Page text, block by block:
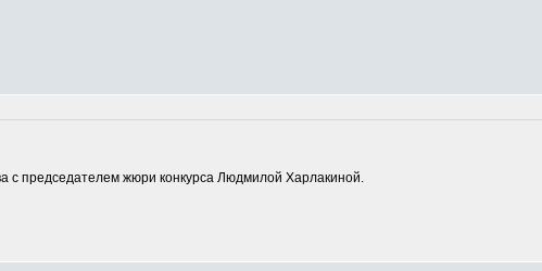
председателем жюри конкурса Людмилой Харлакиной.